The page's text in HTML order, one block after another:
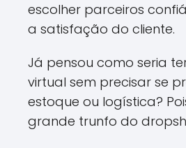
escolher parceiros
a satisfação do cliente.
Já pensou como seria
virtual sem precisar se
estoque ou logística?
grande trunfo do